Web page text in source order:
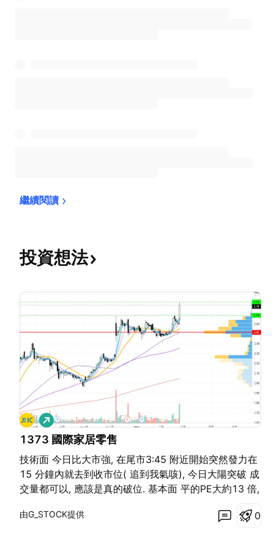
繼續閱讀
投資想法
1373 國際家居零售
技術面 今日比大市強, 在尾市3:45 附近開始突然發力在
15 分鐘內就去到收市位( 追到我氣咳), 今日大陽突破 成
交量都可以, 應該是真的破位. 基本面 平的PE大約13 倍,
是好生意了的, 現在都叫有6%息附近如和去年一樣, 隻野
看
多
由G_STOCK提供 0